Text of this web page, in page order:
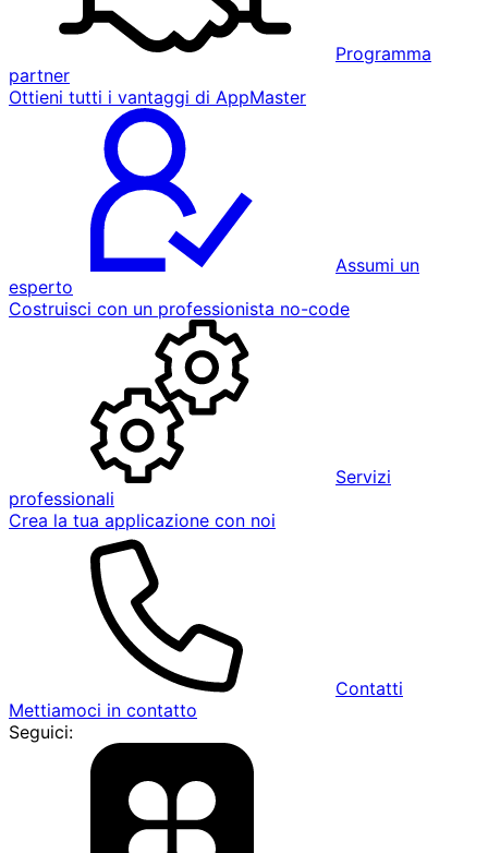
Programma
partner
Ottieni tutti i vantaggi di AppMaster
Assumi un
esperto
Costruisci con un professionista no-code
Servizi
professionali
Crea la tua applicazione con noi
Contatti
Mettiamoci in contatto
Seguici: